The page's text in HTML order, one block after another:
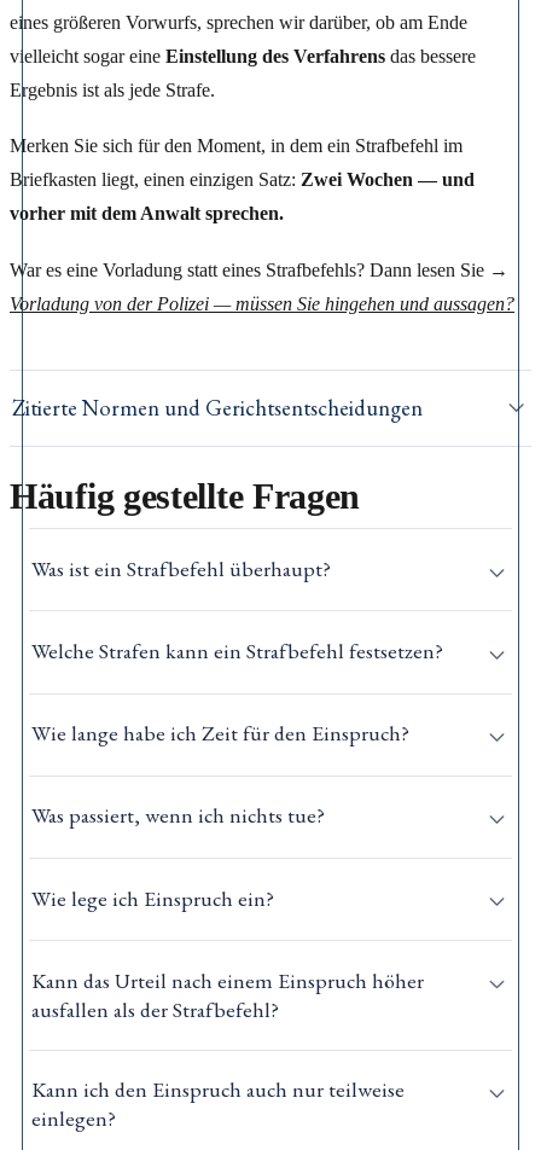
eines größeren Vorwurfs, sprechen wir darüber, ob am Ende
vielleicht sogar eine Einstellung des Verfahrens das bessere
Ergebnis ist als jede Strafe.
Merken Sie sich für den Moment, in dem ein Strafbefehl im
Briefkasten liegt, einen einzigen Satz: Zwei Wochen — und
vorher mit dem Anwalt sprechen.
War es eine Vorladung statt eines Strafbefehls? Dann lesen Sie →
Vorladung von der Polizei — müssen Sie hingehen und aussagen?
Zitierte Normen und Gerichtsentscheidungen
Häufig gestellte Fragen
Was ist ein Strafbefehl überhaupt?
Welche Strafen kann ein Strafbefehl festsetzen?
Wie lange habe ich Zeit für den Einspruch?
Was passiert, wenn ich nichts tue?
Wie lege ich Einspruch ein?
Kann das Urteil nach einem Einspruch höher
ausfallen als der Strafbefehl?
Kann ich den Einspruch auch nur teilweise
einlegen?